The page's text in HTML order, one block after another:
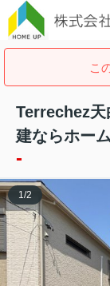
こ
Terrechez天
建ならホー
-
1/2